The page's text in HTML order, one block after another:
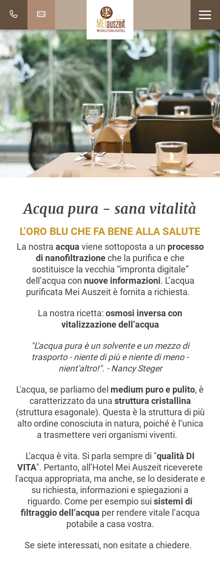
Acqua pura - sana vitalità
L’ORO BLU CHE FA BENE ALLA SALUTE
La nostra acqua viene sottoposta a un processo
di nanofiltrazioneche la purifica e che
sostituisce la vecchia “impronta digitale”
dell’acqua con nuove informazioni. L’acqua
purificata Mei Auszeit è fornita a richiesta.
La nostra ricetta: osmosi inversa con
vitalizzazione dell’acqua
"L'acqua pura è un solvente e un mezzo di
trasporto - niente di più e niente di meno -
nient'altro!". - Nancy Steger
L'acqua, se parliamo del medium puro e pulito, è
caratterizzato da una struttura cristallina
(struttura esagonale). Questa è la struttura di più
alto ordine conosciuta in natura, poiché è l’unica
a trasmettere veri organismi viventi.
L'acqua è vita. Si parla sempre di "qualità DI
VITA". Pertanto, all’Hotel Mei Auszeit riceverete
l'acqua appropriata, ma anche, se lo desiderate e
su richiesta, informazioni e spiegazioni a
riguardo. Come per esempio sui sistemi di
filtraggio dell’acqua per rendere vitale l’acqua
potabile a casa vostra.
Se siete interessati, non esitate a chiedere.